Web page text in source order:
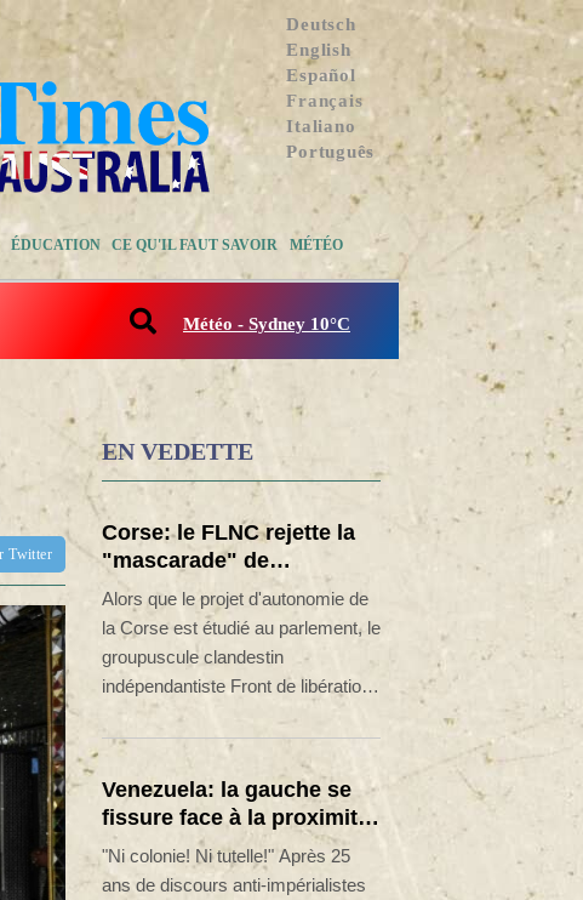
Deutsch
English
Español
Français
Italiano
Português
ÉDUCATION CE QU'IL FAUT SAVOIR MÉTÉO
Météo - Sydney 10°C
sur Twitter
EN VEDETTE
Corse: le FLNC rejette la
"mascarade" de
l'autonomie et menace les
"envahisseurs" venant
vivre sur l'île
Alors que le projet d'autonomie de
la Corse est étudié au parlement, le
groupuscule clandestin
indépendantiste Front de libération
Combattants (FLNC-UC) l'a
vivement rejeté ainsi que tous ses
soutiens, menaçant également les
"envahisseurs" non-corses sur l'île.
Venezuela: la gauche se
fissure face à la proximité
avec les Etats-Unis
"Ni colonie! Ni tutelle!" Après 25
ans de discours anti-impérialistes